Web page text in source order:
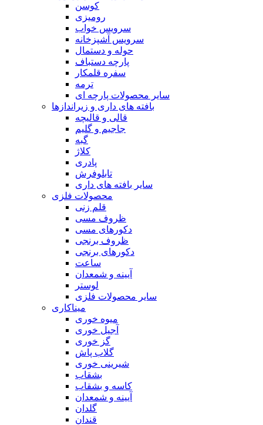
کوسن
رومیزی
سرویس خواب
سرویس آشپزخانه
حوله و دستمال
پارچه دستباف
سفره قلمکار
ترمه
سایر محصولات پارچه ای
بافته های داری و زیراندازها
قالی و قالیچه
جاجیم و گلیم
گبه
کلاژ
پادری
تابلوفرش
سایر بافته های داری
محصولات فلزی
قلم زنی
ظروف مسی
دکورهای مسی
ظروف برنجی
دکورهای برنجی
ساعت
آیینه و شمعدان
لوستر
سایر محصولات فلزی
میناکاری
میوه خوری
آجیل خوری
گز خوری
گلاب پاش
شیرینی خوری
بشقاب
کاسه و بشقاب
آیینه و شمعدان
گلدان
قندان